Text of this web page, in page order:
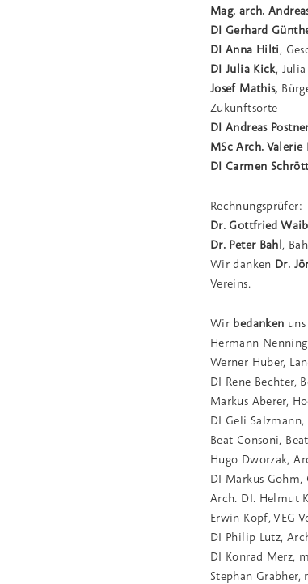
Mag. arch.
DI Gerhard
DI Anna Hilti,
DI Julia Kick,
Josef Mathis,
Zukunftsorte
DI Andreas
MSc Arch. Valerie
DI Carmen
Rechnungsprüfer:
Dr. Gottfried
Dr. Peter Bahl,
Wir danken Dr.
Vereins.
Wir bedanken
Hermann
Werner Huber,
DI Rene Bechter,
Markus Aberer,
DI Geli
Beat Consoni,
Hugo Dworzak,
DI Markus Gohm,
Arch. DI. Helmut
Erwin Kopf, VEG
DI Philip Lutz,
DI Konrad Merz,
Stephan